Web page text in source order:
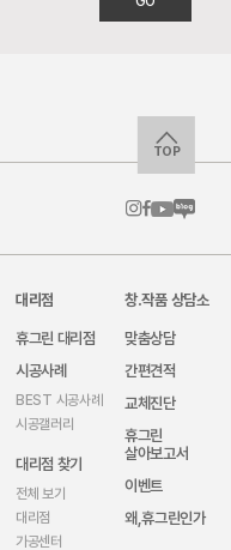
TOP
대리점
휴그린 대리점
시공사례
BEST 시공사례
시공갤러리
대리점 찾기
전체 보기
대리점
가공센터
창.작품 상담소
맞춤상담
간편견적
교체진단
휴그린
살아보고서
이벤트
왜,휴그린인가